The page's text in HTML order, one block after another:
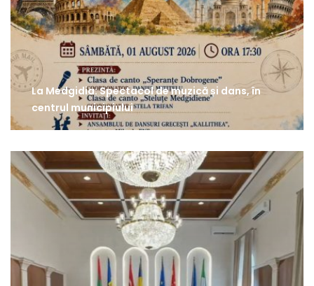
La Medgidia: Spectacol de muzică și dans, în
centrul municipiului